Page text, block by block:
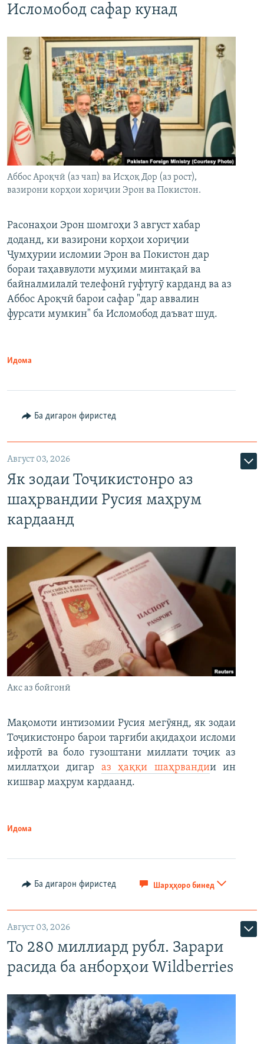
Исломобод сафар кунад
Аббос Ароқчӣ (аз чап) ва Исҳоқ Дор (аз рост),
вазирони корҳои хориҷии Эрон ва Покистон.
Расонаҳои Эрон шомгоҳи 3 август хабар
доданд, ки вазирони корҳои хориҷии
Ҷумҳурии исломии Эрон ва Покистон дар
бораи таҳаввулоти муҳими минтақаӣ ва
байналмилалӣ телефонӣ гуфтугӯ карданд ва аз
Аббос Ароқчӣ барои сафар "дар аввалин
фурсати мумкин" ба Исломобод даъват шуд.
Идома
Ба дигарон фиристед
Август 03, 2026
Як зодаи Тоҷикистонро аз
шаҳрвандии Русия маҳрум
кардаанд
Акс аз бойгонӣ
Мақомоти интизомии Русия мегӯянд, як зодаи
Тоҷикистонро барои тарғиби ақидаҳои исломи
ифротӣ ва боло гузоштани миллати тоҷик аз
миллатҳои дигар аз ҳаққи шаҳрвандии ин
кишвар маҳрум кардаанд.
Идома
Ба дигарон фиристед Шарҳҳоро бинед
Август 03, 2026
То 280 миллиард рубл. Зарари
расида ба анборҳои Wildberries